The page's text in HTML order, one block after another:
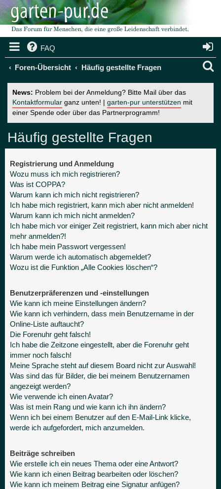
FAQ
Foren-Übersicht Häufig gestellte Fragen
News: Problem bei der Anmeldung? Bitte Mail über das
Kontaktformular ganz unten! | garten-pur unterstützen mit
einer Spende oder über das Partnerprogramm!
Häufig gestellte Fragen
Registrierung und Anmeldung
Wozu muss ich mich registrieren?
Was ist COPPA?
Warum kann ich mich nicht registrieren?
Ich habe mich registriert, kann mich aber nicht anmelden!
Warum kann ich mich nicht anmelden?
Ich habe mich vor einiger Zeit registriert, kann mich aber nicht
mehr anmelden?!
Ich habe mein Passwort vergessen!
Warum werde ich automatisch abgemeldet?
Wozu ist die Funktion „Alle Cookies löschen“?
Benutzerpräferenzen und -einstellungen
Wie kann ich meine Einstellungen ändern?
Wie kann ich verhindern, dass mein Benutzername in der
Online-Liste auftaucht?
Die Forenuhr geht falsch!
Ich habe die Zeitzone eingestellt, aber die Forenuhr geht
immer noch falsch!
Meine Sprache steht auf diesem Board nicht zur Auswahl!
Was sind das für Bilder, die bei meinem Benutzernamen
angezeigt werden?
Wie verwende ich einen Avatar?
Was ist mein Rang und wie kann ich ihn ändern?
Wenn ich bei einem Benutzer auf den E-Mail-Link klicke,
werde ich aufgefordert, mich anzumelden.
Beiträge schreiben
Wie erstelle ich ein neues Thema oder eine Antwort?
Wie kann ich einen Beitrag bearbeiten oder löschen?
Wie kann ich meinem Beitrag eine Signatur anfügen?